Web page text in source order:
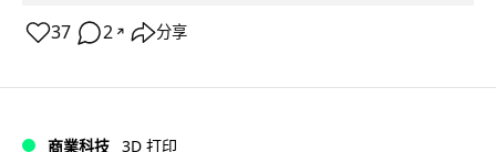
37 2 ↗ 分享
商業科技 3D 打印